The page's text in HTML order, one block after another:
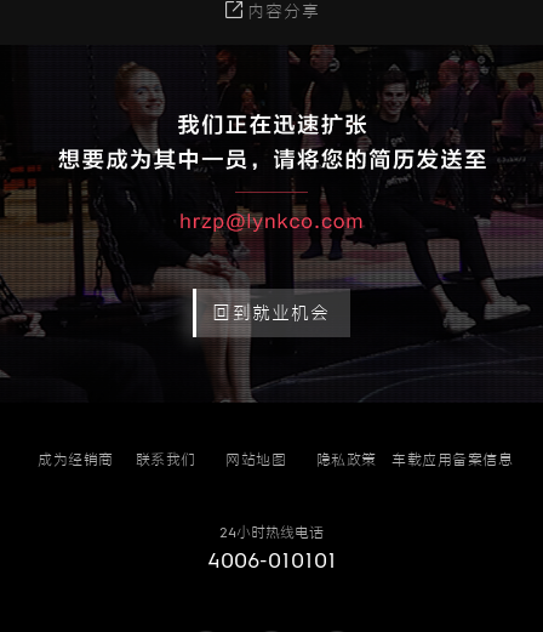
内容分享
回到就业机会
成为经销商 联系我们 网站地图 隐私政策 车载应用备案信息
24小时热线电话
4006-010101